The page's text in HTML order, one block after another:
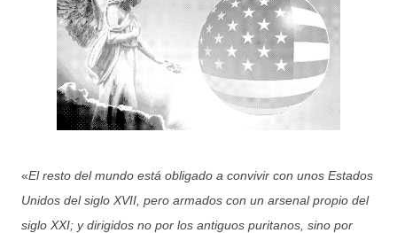
«El resto del mundo está obligado a convivir con unos Estados
Unidos del siglo XVII, pero armados con un arsenal propio del
siglo XXI; y dirigidos no por los antiguos puritanos, sino por